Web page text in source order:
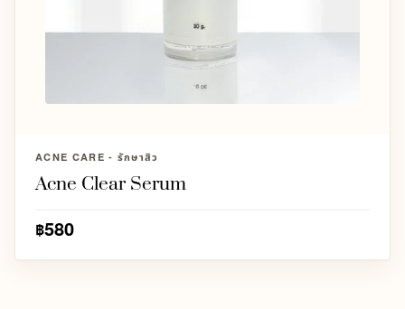
ACNE CARE - รักษาสิว
Acne Clear Serum
฿580